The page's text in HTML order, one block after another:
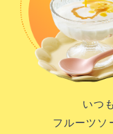
いつ
フルーツソ